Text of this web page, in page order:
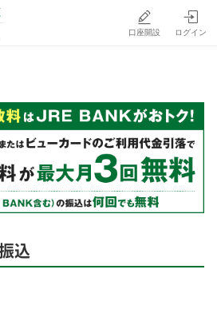
口座開設 ログイン
込